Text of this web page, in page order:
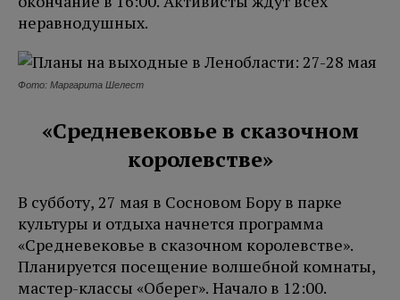
неравнодушных.
Фото: Маргарита Шелест
«Средневековье в сказочном
королевстве»
В субботу, 27 мая в Сосновом Бору в парке
культуры и отдыха начнется программа
«Средневековье в сказочном королевстве».
Планируется посещение волшебной комнаты,
мастер-классы «Оберег». Начало в 12:00.